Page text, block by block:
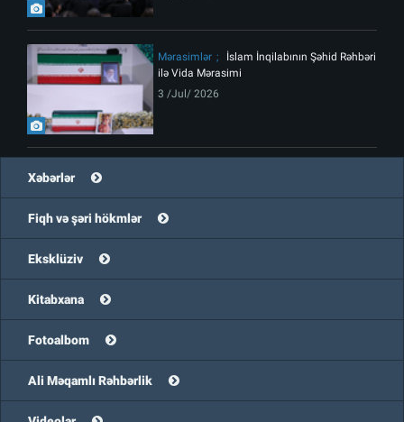
Mərasimlər
İslam İnqilabının Şəhid Rəhbəri
ilə Vida Mərasimi
3 /Jul/ 2026
Xəbərlər
Fiqh və şəri hökmlər
Eksklüziv
Kitabxana
Fotoalbom
Ali Məqamlı Rəhbərlik